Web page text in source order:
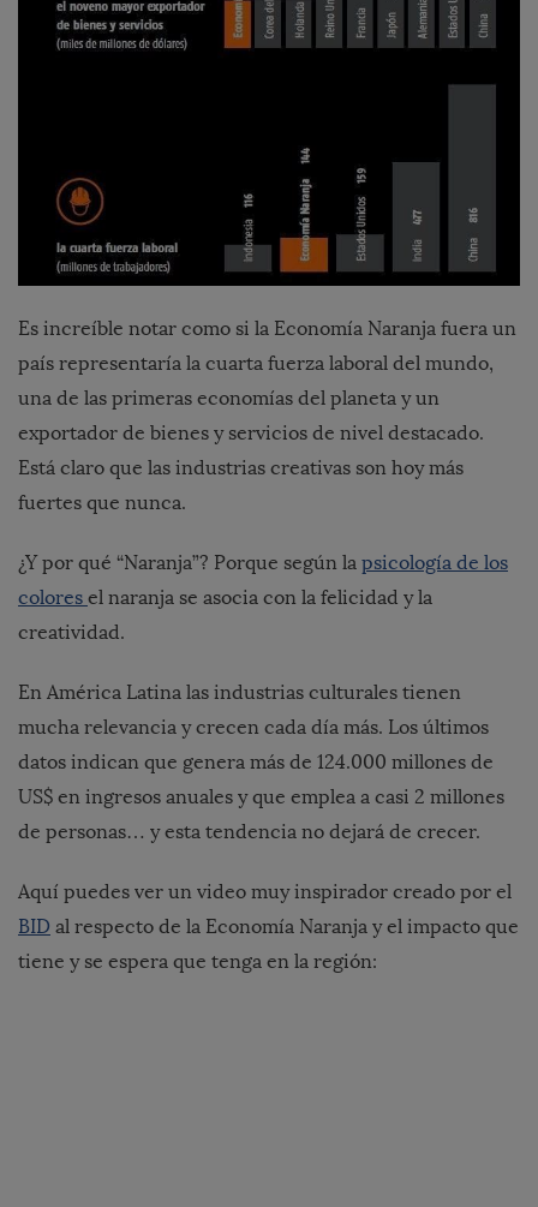
Es increíble notar como si la Economía Naranja fuera un
país representaría la cuarta fuerza laboral del mundo,
una de las primeras economías del planeta y un
exportador de bienes y servicios de nivel destacado.
Está claro que las industrias creativas son hoy más
fuertes que nunca.
¿Y por qué “Naranja”? Porque según la psicología de los
colores el naranja se asocia con la felicidad y la
creatividad.
En América Latina las industrias culturales tienen
mucha relevancia y crecen cada día más. Los últimos
datos indican que genera más de 124.000 millones de
US$ en ingresos anuales y que emplea a casi 2 millones
de personas… y esta tendencia no dejará de crecer.
Aquí puedes ver un video muy inspirador creado por el
BID al respecto de la Economía Naranja y el impacto que
tiene y se espera que tenga en la región: